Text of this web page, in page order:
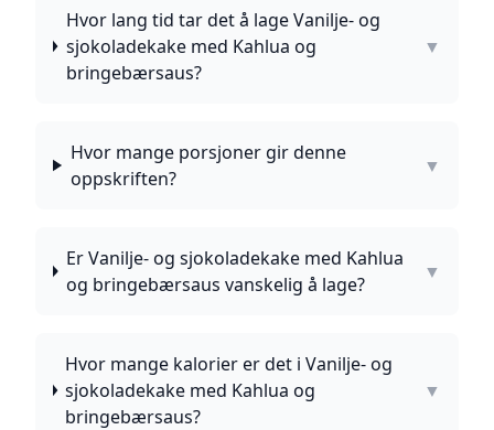
Hvor lang tid tar det å lage Vanilje- og
sjokoladekake med Kahlua og
bringebærsaus?
▼
Hvor mange porsjoner gir denne
oppskriften?
▼
Er Vanilje- og sjokoladekake med Kahlua
og bringebærsaus vanskelig å lage?
▼
Hvor mange kalorier er det i Vanilje- og
sjokoladekake med Kahlua og
bringebærsaus?
▼